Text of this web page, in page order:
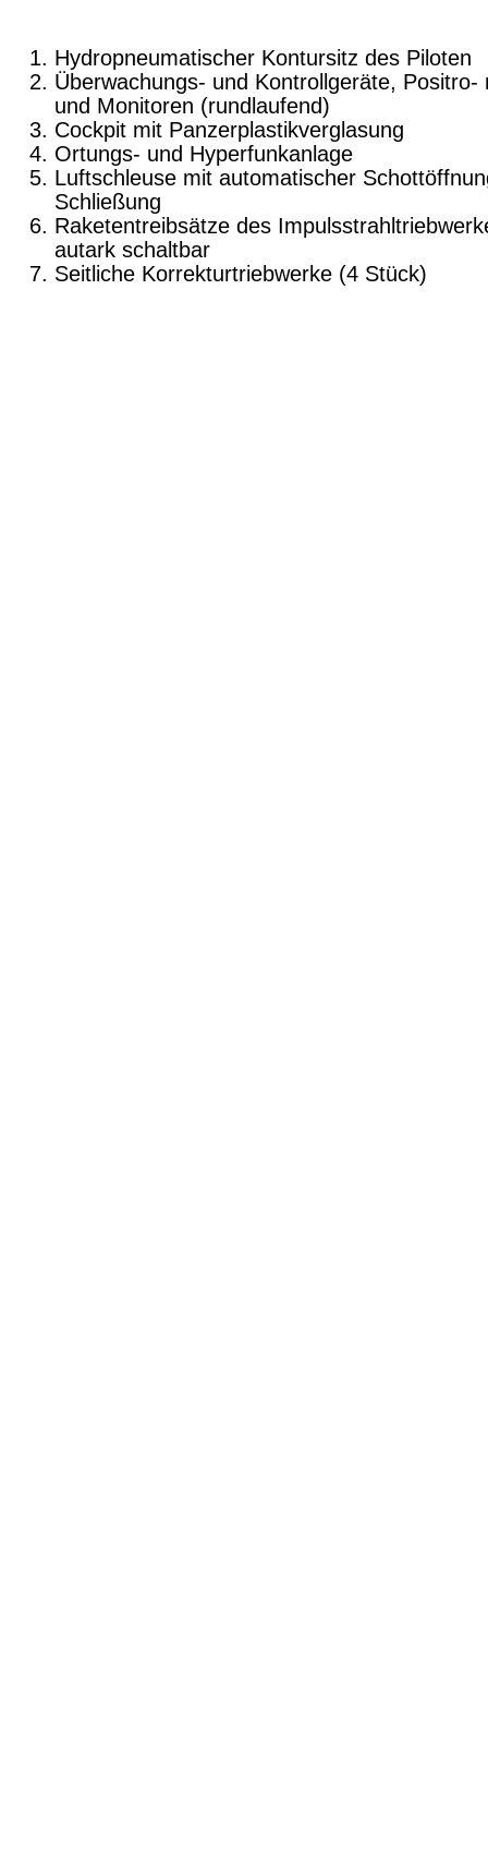
Hydropneumatischer Kontursitz des Piloten
Überwachungs- und Kontrollgeräte, Positro-
und Monitoren (rundlaufend)
Cockpit mit Panzerplastikverglasung
Ortungs- und Hyperfunkanlage
Luftschleuse mit automatischer
Schließung
Raketentreibsätze des
autark schaltbar
Seitliche Korrekturtriebwerke (4 Stück)